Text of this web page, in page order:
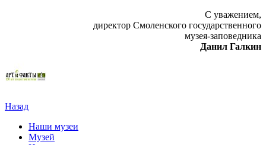
С уважением,
директор Смоленского государственного
музея-заповедника
Данил Галкин
Назад
Наши музеи
Музей